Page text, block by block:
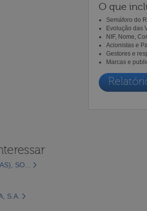
O que
Semáforo do
Evolução das
NIF, Nome,
Acionistas e
Gestores e
Marcas e
SO...
S.A.